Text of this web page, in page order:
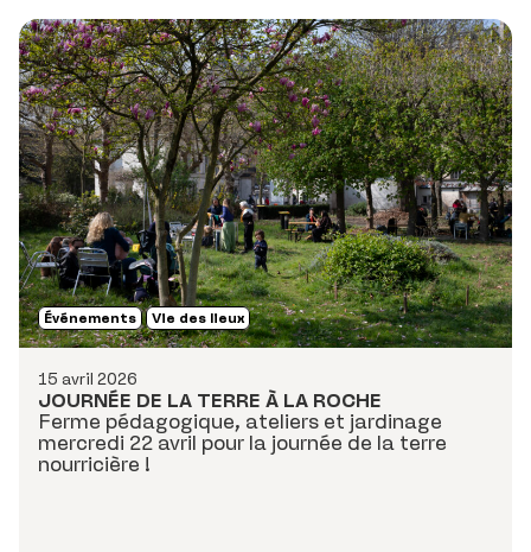
15 avril 2026
Événements Vie des lieux
JOURNÉE DE LA TERRE À LA ROCHE
Ferme pédagogique, ateliers et jardinage
mercredi 22 avril pour la journée de la terre
nourricière !